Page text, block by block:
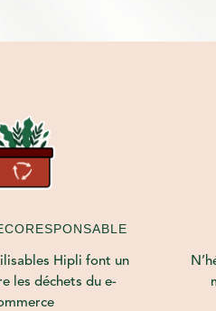
Hipli font un
les déchets du e-